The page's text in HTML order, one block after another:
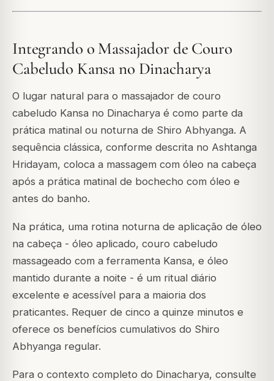
Integrando o Massajador de Couro
Cabeludo Kansa no Dinacharya
O lugar natural para o massajador de couro
cabeludo Kansa no Dinacharya é como parte da
prática matinal ou noturna de Shiro Abhyanga. A
sequência clássica, conforme descrita no Ashtanga
Hridayam, coloca a massagem com óleo na cabeça
após a prática matinal de bochecho com óleo e
antes do banho.
Na prática, uma rotina noturna de aplicação de óleo
na cabeça - óleo aplicado, couro cabeludo
massageado com a ferramenta Kansa, e óleo
mantido durante a noite - é um ritual diário
excelente e acessível para a maioria dos
praticantes. Requer de cinco a quinze minutos e
oferece os benefícios cumulativos do Shiro
Abhyanga regular.
Para o contexto completo do Dinacharya, consulte